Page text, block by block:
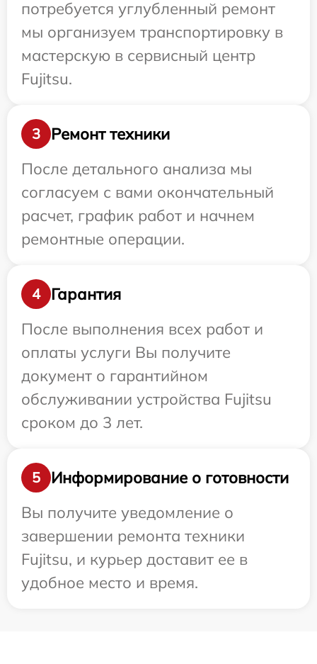
потребуется углубленный ремонт
мы организуем транспортировку в
мастерскую в сервисный центр
Fujitsu.
3
Ремонт техники
После детального анализа мы
согласуем с вами окончательный
расчет, график работ и начнем
ремонтные операции.
4
Гарантия
После выполнения всех работ и
оплаты услуги Вы получите
документ о гарантийном
обслуживании устройства Fujitsu
сроком до 3 лет.
5
Информирование о готовности
Вы получите уведомление о
завершении ремонта техники
Fujitsu, и курьер доставит ее в
удобное место и время.